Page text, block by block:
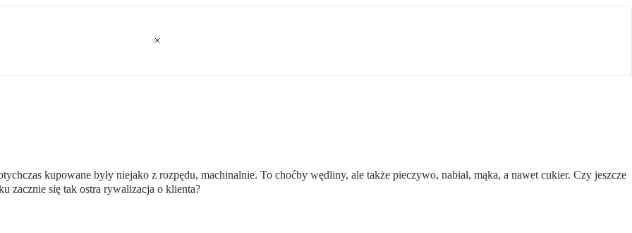
kupowane były niejako z rozpędu, machinalnie. To choćby wędliny, ale także pieczywo, nabiał, mąka, a nawet cukier. Czy jeszcze
zacznie się tak ostra rywalizacja o klienta?